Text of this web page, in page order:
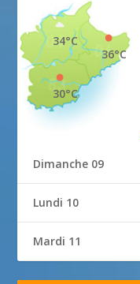
36°C
34°C
30°C
Dimanche 09
Lundi 10
Mardi 11